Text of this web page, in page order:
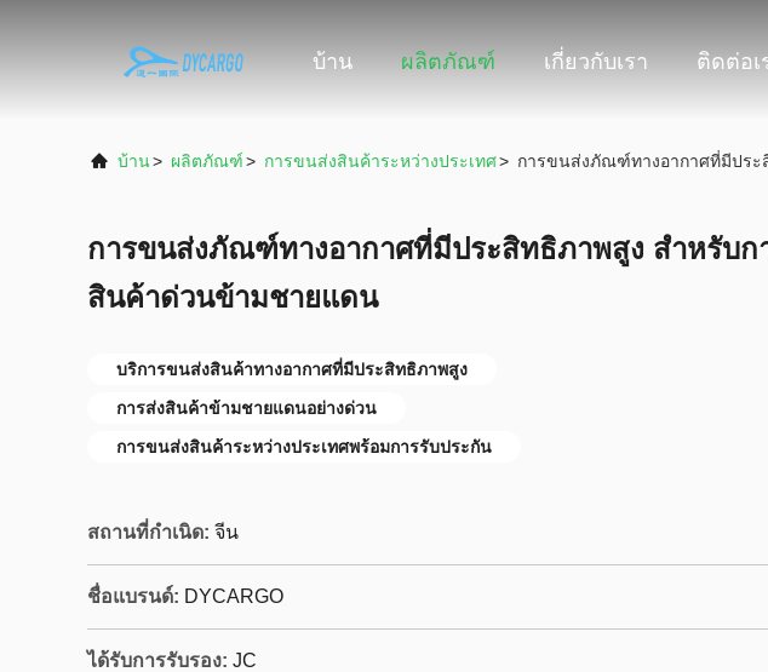
บ้าน ผลิตภัณฑ์ เกี่ยวกับเรา ติดต่อเ
บ้าน> ผลิตภัณฑ์> การขนส่งสินค้าระหว่างประเทศ> การขนส่งภัณฑ์ทางอากาศที่มีปร
การขนส่งภัณฑ์ทางอากาศที่มีประสิทธิภาพสูง สําหรับก
สินค้าด่วนข้ามชายแดน
บริการขนส่งสินค้าทางอากาศที่มีประสิทธิภาพสูง
การส่งสินค้าข้ามชายแดนอย่างด่วน
การขนส่งสินค้าระหว่างประเทศพร้อมการรับประกัน
สถานที่กำเนิด: จีน
ชื่อแบรนด์: DYCARGO
ได้รับการรับรอง: JC